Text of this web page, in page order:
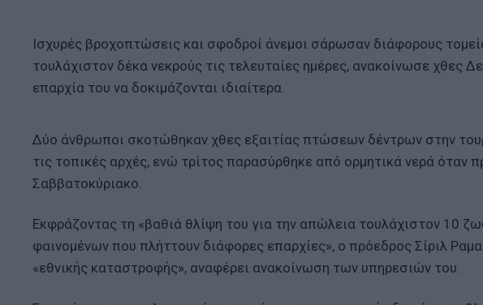
Ισχυρές βροχοπτώσεις και σφοδροί άνεμοι σάρωσαν διάφορους
τουλάχιστον δέκα νεκρούς τις τελευταίες ημέρες, ανακοίνωσε χθες
επαρχία του να δοκιμάζονται ιδιαίτερα.
Δύο άνθρωποι σκοτώθηκαν χθες εξαιτίας πτώσεων δέντρων στην
τις τοπικές αρχές, ενώ τρίτος παρασύρθηκε από ορμητικά νερά όταν
Σαββατοκύριακο.
Εκφράζοντας τη «βαθιά θλίψη του για την απώλεια τουλάχιστον 10
φαινομένων που πλήττουν διάφορες επαρχίες», ο πρόεδρος Σίριλ
«εθνικής καταστροφής», αναφέρει ανακοίνωση των υπηρεσιών του.